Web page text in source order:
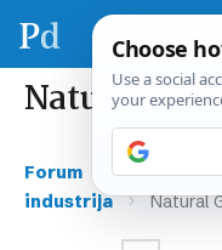
Natural Gas
Forum
industrija
› Natural